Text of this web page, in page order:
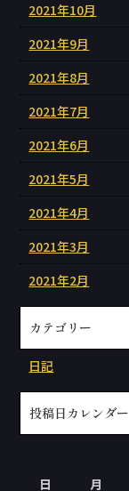
2021年10月
2021年9月
2021年8月
2021年7月
2021年6月
2021年5月
2021年4月
2021年3月
2021年2月
カテゴリー
日記
投稿日カレンダー
日
月